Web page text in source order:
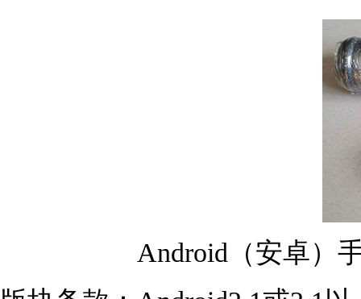
Android（安卓）